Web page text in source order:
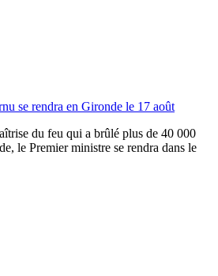
se rendra en Gironde le 17 août
du feu qui a brûlé plus de 40 000
le Premier ministre se rendra dans le